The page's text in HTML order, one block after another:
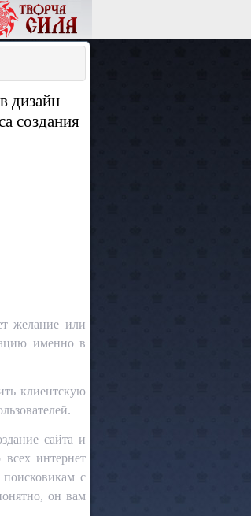
дизайн
создания
желание или
именно в
клиентскую
сайта и
интернет
с
он вам